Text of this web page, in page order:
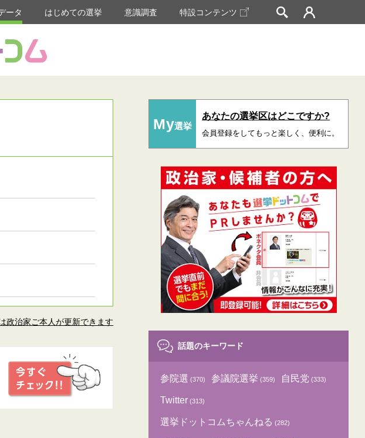
ータ はじめての選挙 意識調査 特設コンテンツ
政治家ご本人が更新できます
My選挙
あなたの選挙区はどこですか?
会員登録をしてもっと楽しく、便利に。
話題のキーワード
参院選 (370) 参議院選挙 (359) 自民党 (333)
Twitter (313)
選挙ドットコムちゃんねる (282)